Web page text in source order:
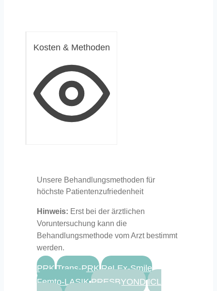
Kosten & Methoden
Unsere Behandlungsmethoden für
höchste Patientenzufriedenheit
Hinweis: Erst bei der ärztlichen
Voruntersuchung kann die
Behandlungsmethode vom Arzt bestimmt
werden.
PRK Trans-PRK ReLEx-Smile
Femto-LASIK PRESBYOND ICL